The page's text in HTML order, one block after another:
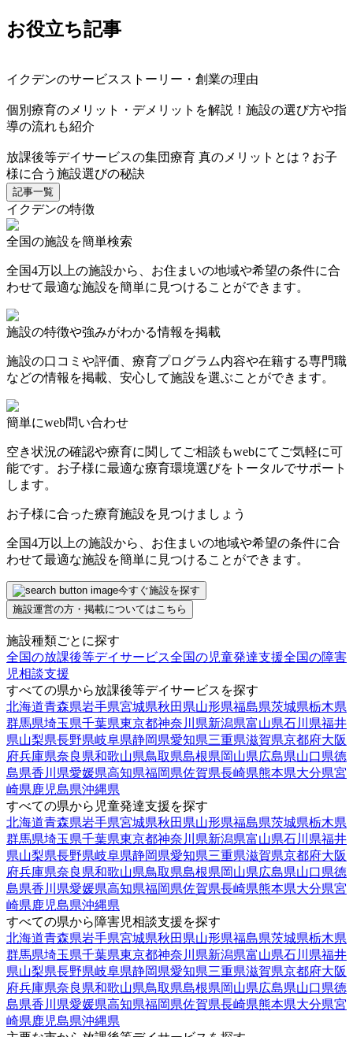
お役立ち記事
イクデンのサービスストーリー・創業の理由
個別療育のメリット・デメリットを解説！施設の選び方や指
導の流れも紹介
放課後等デイサービスの集団療育 真のメリットとは？お子
様に合う施設選びの秘訣
記事一覧
イクデンの特徴
全国の施設を簡単検索
全国4万以上の施設から、お住まいの地域や希望の条件に合
わせて最適な施設を簡単に見つけることができます。
施設の特徴や強みがわかる情報を掲載
施設の口コミや評価、療育プログラム内容や在籍する専門職
などの情報を掲載、安心して施設を選ぶことができます。
簡単にweb問い合わせ
空き状況の確認や療育に関してご相談もwebにてご気軽に可
能です。お子様に最適な療育環境選びをトータルでサポート
します。
お子様に合った療育施設を見つけましょう
全国4万以上の施設から、お住まいの地域や希望の条件に合
わせて最適な施設を簡単に見つけることができます。
今すぐ施設を探す
施設運営の方・掲載についてはこちら
施設種類ごとに探す
全国の放課後等デイサービス全国の児童発達支援全国の障害
児相談支援
すべての県から放課後等デイサービスを探す
北海道青森県岩手県宮城県秋田県山形県福島県茨城県栃木県
群馬県埼玉県千葉県東京都神奈川県新潟県富山県石川県福井
県山梨県長野県岐阜県静岡県愛知県三重県滋賀県京都府大阪
府兵庫県奈良県和歌山県鳥取県島根県岡山県広島県山口県徳
島県香川県愛媛県高知県福岡県佐賀県長崎県熊本県大分県宮
崎県鹿児島県沖縄県
すべての県から児童発達支援を探す
北海道青森県岩手県宮城県秋田県山形県福島県茨城県栃木県
群馬県埼玉県千葉県東京都神奈川県新潟県富山県石川県福井
県山梨県長野県岐阜県静岡県愛知県三重県滋賀県京都府大阪
府兵庫県奈良県和歌山県鳥取県島根県岡山県広島県山口県徳
島県香川県愛媛県高知県福岡県佐賀県長崎県熊本県大分県宮
崎県鹿児島県沖縄県
すべての県から障害児相談支援を探す
北海道青森県岩手県宮城県秋田県山形県福島県茨城県栃木県
群馬県埼玉県千葉県東京都神奈川県新潟県富山県石川県福井
県山梨県長野県岐阜県静岡県愛知県三重県滋賀県京都府大阪
府兵庫県奈良県和歌山県鳥取県島根県岡山県広島県山口県徳
島県香川県愛媛県高知県福岡県佐賀県長崎県熊本県大分県宮
崎県鹿児島県沖縄県